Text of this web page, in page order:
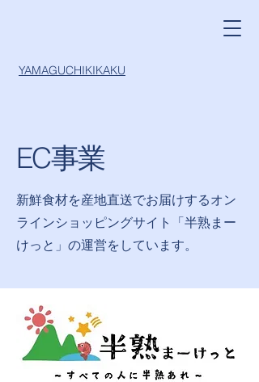
YAMAGUCHIKIKAKU
EC事業
新鮮食材を産地直送でお届けするオン
ラインショッピングサイト「半熟まー
けっと」の運営をしています。